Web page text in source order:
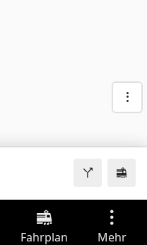
Fahrplan Mehr